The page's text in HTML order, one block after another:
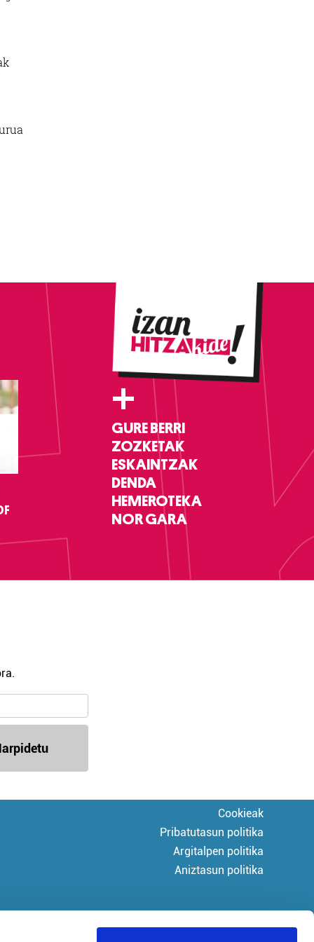
+
GURE BERRI
ZOZKETAK
ESKAINTZAK
DENDA
HEMEROTEKA
NOR GARA
Cookieak
Pribatutasun politika
Argitalpen politika
Aniztasun politika